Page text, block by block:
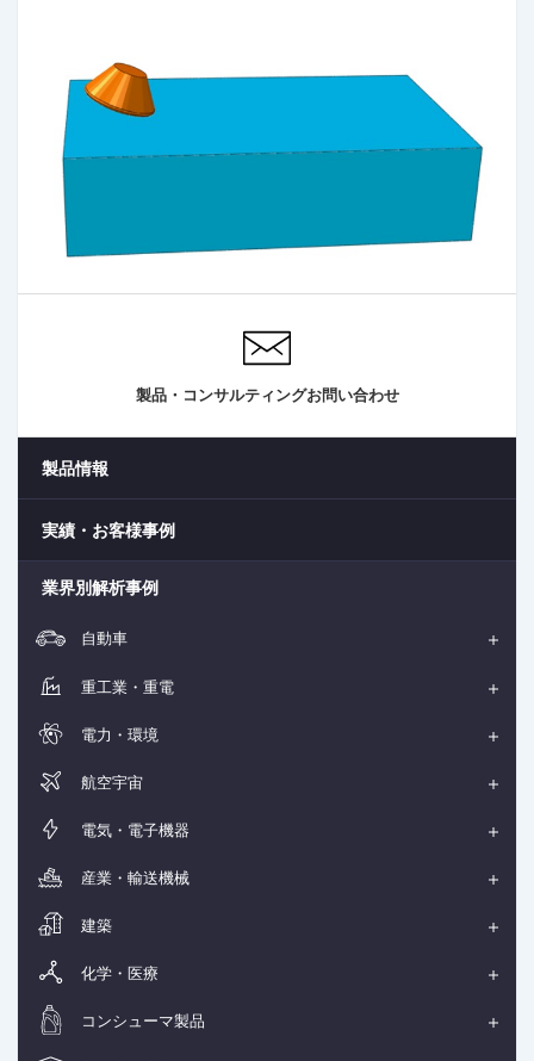
製品・コンサルティングお問い合わせ
製品情報
実績・お客様事例
業界別解析事例
自動車
重工業・重電
電力・環境
航空宇宙
電気・電子機器
産業・輸送機械
建築
化学・医療
コンシューマ製品